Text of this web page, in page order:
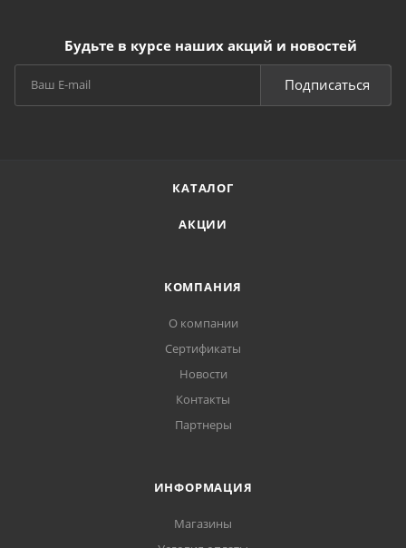
Будьте в курсе наших акций и новостей
Подписаться
КАТАЛОГ
АКЦИИ
КОМПАНИЯ
О компании
Сертификаты
Новости
Контакты
Партнеры
ИНФОРМАЦИЯ
Магазины